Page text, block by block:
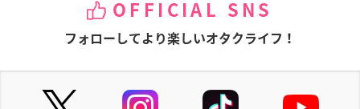
OFFICIAL SNS
フォローしてより楽しいオタクライフ！